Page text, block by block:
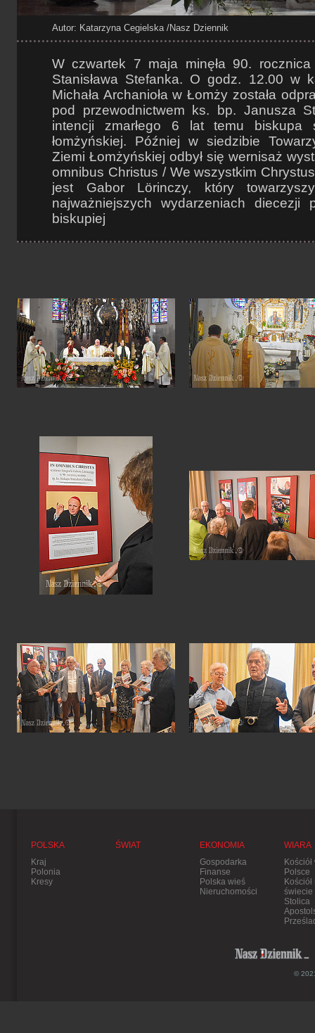
Autor: Katarzyna Cegielska /Nasz Dziennik
W czwartek 7 maja minęła 90.
Stanisława Stefanka. O godz. 12.00 w
Michała Archanioła w Łomży została
pod przewodnictwem ks. bp. Janusza
intencji zmarłego 6 lat temu biskupa
łomżyńskiej. Później w siedzibie
Ziemi Łomżyńskiej odbył się wernisaż
omnibus Christus / We wszystkim
jest Gabor Lörinczy, który
najważniejszych wydarzeniach diecezji
biskupiej
POLSKA
Kraj
Polonia
Kresy
ŚWIAT
EKONOMIA
Gospodarka
Finanse
Polska wieś
Nieruchomości
WIARA
Kościół
Polsce
Kościół
świecie
Stolica
©